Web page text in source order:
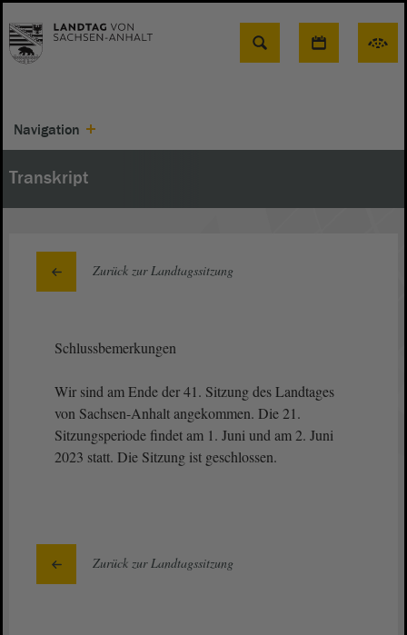
Suche
Navigation
Transkript
Zurück zur Landtagssitzung
Schlussbemerkungen
Wir sind am Ende der 41. Sitzung des Landtages
von Sachsen-Anhalt angekommen. Die 21.
Sitzungsperiode findet am 1. Juni und am 2. Juni
2023 statt. Die Sitzung ist geschlossen.
Zurück zur Landtagssitzung